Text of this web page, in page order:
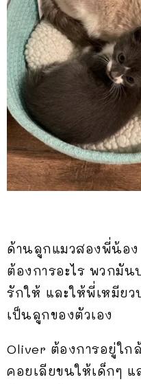
ด้านลูกแมวสองพี่น้อง
ต้องการอะไร พวกมั
รักให้ และให้พี่เหมีย
เป็นลูกของตัวเอง
Oliver ต้องการอยู่ใก
คอยเลียขนให้เด็กๆ แ